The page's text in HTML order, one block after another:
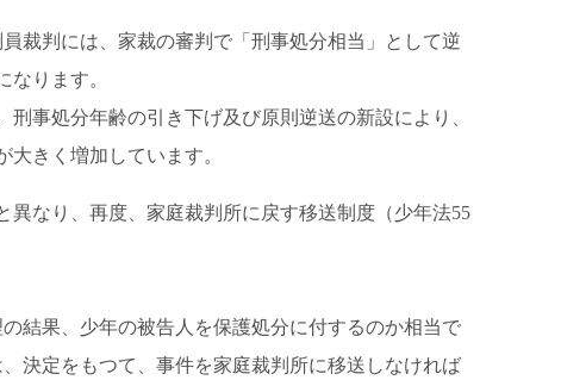
裁判には、家裁の審判で「刑事処分相当」として逆
なります。
刑事処分年齢の引き下げ及び原則逆送の新設により、
きく増加しています。
異なり、再度、家庭裁判所に戻す移送制度（少年法55
結果、少年の被告人を保護処分に付するのか相当で
決定をもつて、事件を家庭裁判所に移送しなければ